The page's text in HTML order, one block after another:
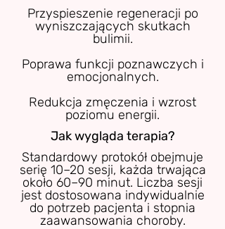
Przyspieszenie regeneracji po
wyniszczających skutkach
bulimii.
Poprawa funkcji poznawczych i
emocjonalnych.
Redukcja zmęczenia i wzrost
poziomu energii.
Jak wygląda terapia?
Standardowy protokół obejmuje
serię 10–20 sesji, każda trwająca
około 60–90 minut. Liczba sesji
jest dostosowana indywidualnie
do potrzeb pacjenta i stopnia
zaawansowania choroby.